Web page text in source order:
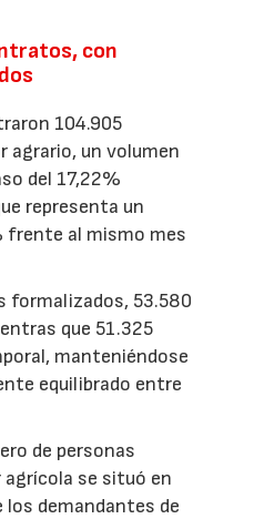
con
104.905
un volumen
del 17,22%
representa un
frente al mismo mes
formalizados, 53.580
que 51.325
manteniéndose
equilibrado entre
de personas
se situó en
los demandantes de